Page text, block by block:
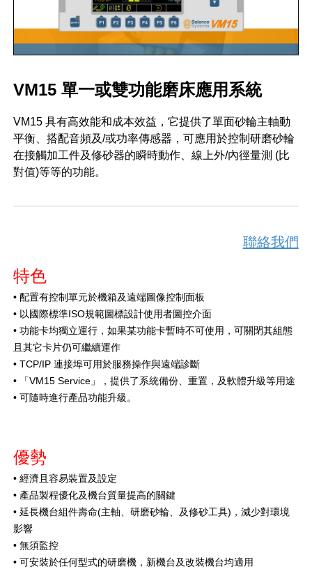
VM15 單一或雙功能磨床應用系統
VM15 具有高效能和成本效益，它提供了單面砂輪主軸動
平衡、搭配音頻及/或功率傳感器，可應用於控制研磨砂輪
在接觸加工件及修砂器的瞬時動作、線上外/內徑量測 (比
對值)等等的功能。
聯絡我們
特色
• 配置有控制單元於機箱及遠端圖像控制面板
• 以國際標準ISO規範圖標設計使用者圖控介面
• 功能卡均獨立運行，如果某功能卡暫時不可使用，可關閉其組態
且其它卡片仍可繼續運作
• TCP/IP 連接埠可用於服務操作與遠端診斷
• 「VM15 Service」，提供了系統備份、重置，及軟體升級等用途
• 可隨時進行產品功能升級。
優勢
• 經濟且容易裝置及設定
• 產品製程優化及機台質量提高的關鍵
• 延長機台組件壽命(主軸、研磨砂輪、及修砂工具)，減少對環境
影響
• 無須監控
• 可安裝於任何型式的研磨機，新機台及改裝機台均適用